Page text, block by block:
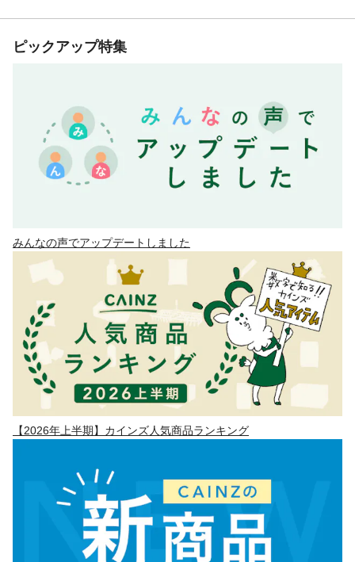
ピックアップ特集
みんなの声でアップデートしました
【2026年上半期】カインズ人気商品ランキング